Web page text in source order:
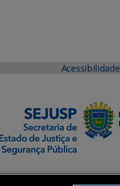
Acessibilidade